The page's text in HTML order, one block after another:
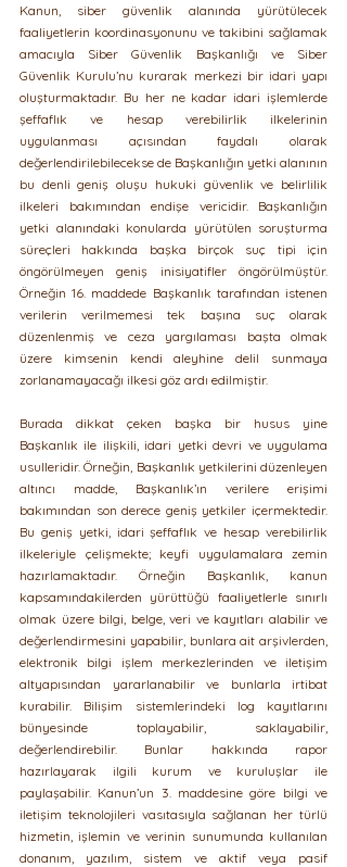
Kanun, siber güvenlik alanında yürütülecek
faaliyetlerin koordinasyonunu ve takibini sağlamak
amacıyla Siber Güvenlik Başkanlığı ve Siber
Güvenlik Kurulu’nu kurarak merkezi bir idari yapı
oluşturmaktadır. Bu her ne kadar idari işlemlerde
şeffaflık ve hesap verebilirlik ilkelerinin
uygulanması açısından faydalı olarak
değerlendirilebilecekse de Başkanlığın yetki alanının
bu denli geniş oluşu hukuki güvenlik ve belirlilik
ilkeleri bakımından endişe vericidir. Başkanlığın
yetki alanındaki konularda yürütülen soruşturma
süreçleri hakkında başka birçok suç tipi için
öngörülmeyen geniş inisiyatifler öngörülmüştür.
Örneğin 16. maddede Başkanlık tarafından istenen
verilerin verilmemesi tek başına suç olarak
düzenlenmiş ve ceza yargılaması başta olmak
üzere kimsenin kendi aleyhine delil sunmaya
zorlanamayacağı ilkesi göz ardı edilmiştir.
Burada dikkat çeken başka bir husus yine
Başkanlık ile ilişkili, idari yetki devri ve uygulama
usulleridir. Örneğin, Başkanlık yetkilerini düzenleyen
altıncı madde, Başkanlık’ın verilere erişimi
bakımından son derece geniş yetkiler içermektedir.
Bu geniş yetki, idari şeffaflık ve hesap verebilirlik
ilkeleriyle çelişmekte; keyfi uygulamalara zemin
hazırlamaktadır. Örneğin Başkanlık, kanun
kapsamındakilerden yürüttüğü faaliyetlerle sınırlı
olmak üzere bilgi, belge, veri ve kayıtları alabilir ve
değerlendirmesini yapabilir, bunlara ait arşivlerden,
elektronik bilgi işlem merkezlerinden ve iletişim
altyapısından yararlanabilir ve bunlarla irtibat
kurabilir. Bilişim sistemlerindeki log kayıtlarını
bünyesinde toplayabilir, saklayabilir,
değerlendirebilir. Bunlar hakkında rapor
hazırlayarak ilgili kurum ve kuruluşlar ile
paylaşabilir. Kanun’un 3. maddesine göre bilgi ve
iletişim teknolojileri vasıtasıyla sağlanan her türlü
hizmetin, işlemin ve verinin sunumunda kullanılan
donanım, yazılım, sistem ve aktif veya pasif